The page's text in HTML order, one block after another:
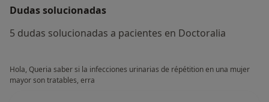
Dudas solucionadas
5 dudas solucionadas a pacientes en Doctoralia
Hola, Queria saber si la infecciones urinarias de répétition en una mujer
mayor son tratables, erra
o chatbot de IA para hablar
sobre un tema emocional o